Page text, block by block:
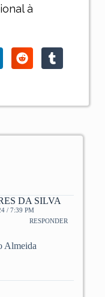
à
DA SILVA
/ 7:39 PM
RESPONDER
Almeida